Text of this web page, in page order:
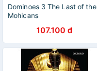
Dominoes 3 The Last of the
Mohicans
107.100 đ